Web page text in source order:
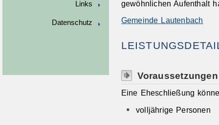
Links
Datenschutz
gewöhnlichen Aufenthalt
Gemeinde Lautenbach
Voraussetzungen
Eine Eheschließung
volljährige Personen